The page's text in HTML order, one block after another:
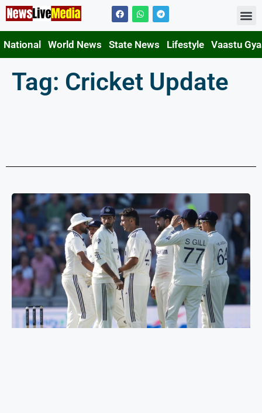
National World News State News Lifestyle Vaastu
Tag: Cricket Update